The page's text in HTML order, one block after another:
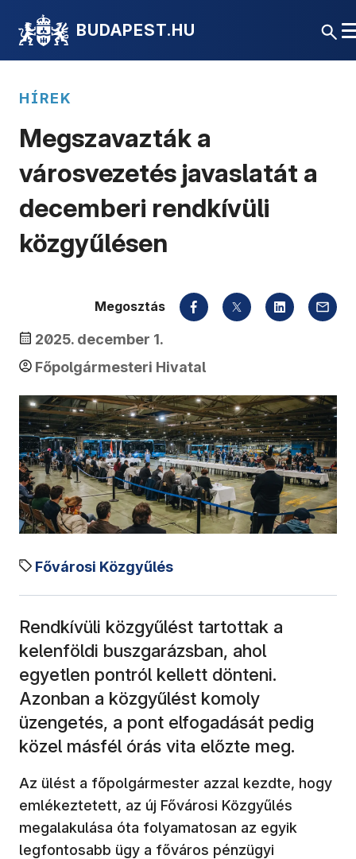
BUDAPEST.HU
HÍREK
Megszavazták a
városvezetés javaslatát a
decemberi rendkívüli
közgyűlésen
2025. december 1.
Főpolgármesteri Hivatal
Fővárosi Közgyűlés
Megosztás
Rendkívüli közgyűlést tartottak a
kelenföldi buszgarázsban, ahol
egyetlen pontról kellett dönteni.
Azonban a közgyűlést komoly
üzengetés, a pont elfogadását pedig
közel másfél órás vita előzte meg.
Az ülést a főpolgármester azzal kezdte, hogy
emlékeztetett, az új Fővárosi Közgyűlés
megalakulása óta folyamatosan az egyik
legfontosabb ügy a főváros pénzügyi